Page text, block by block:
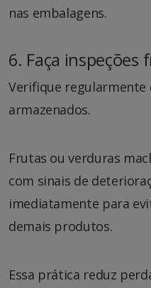
nas embalagens.
6. Faça inspeções
Verifique regularmente
armazenados.
Frutas ou verduras
com sinais de
imediatamente para
demais produtos.
Essa prática reduz